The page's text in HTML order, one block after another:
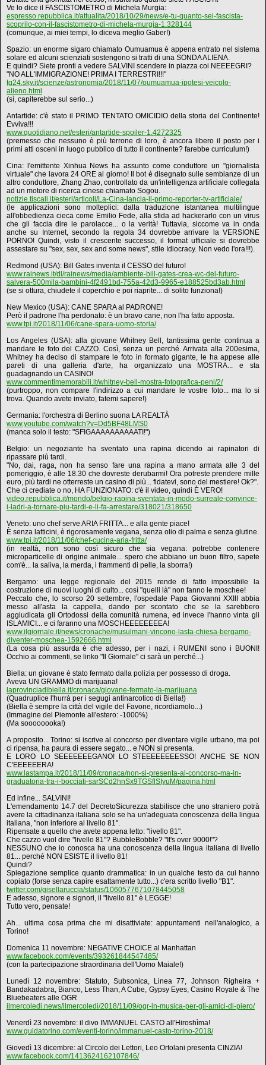
Ve lo dice il FASCISTOMETRO di Michela Murgia:
espresso.repubblica.it/attualita/2018/10/29/news/e-tu-quanto-sei-fascista-
scoprilo-con-il-fascistometro-di-michela-murgia-1.328144
(comunque, ai miei tempi, lo diceva meglio Gaber!)
Spazio: un enorme sigaro chiamato Oumuamua è appena entrato nel sistema
solare ed alcuni scienziati sostengono si tratti di una SONDA ALIENA.
E quindi? Siete pronti a vedere SALVINI scendere in piazza coi NEEEEGRI?
"NO ALL'IMMIGRAZIONE! PRIMA I TERRESTRI!!!"
tg24.sky.it/scienze/astronomia/2018/11/07/oumuamua-ipotesi-veicolo-
alieno.html
(sì, capiterebbe sul serio...)
Antartide: c'è stato il PRIMO TENTATO OMICIDIO della storia del Continente!
Evviva!!!
www.quotidiano.net/esteri/antartide-spoiler-1.4272325
(premesso che nessuno è più terrone di loro, è ancora libero il posto per i
primi atti osceni in luogo pubblico di tutto il continente? farebbe curriculum!)
Cina: l'emittente Xinhua News ha assunto come conduttore un "giornalista
virtuale" che lavora 24 ORE al giorno! Il bot è disegnato sulle sembianze di un
altro conduttore, Zhang Zhao, controllato da un'intelligenza artificiale collegata
ad un motore di ricerca cinese chiamato Sogou.
notizie.tiscali.it/esteri/articoli/La-Cina-lancia-il-primo-reporter-tv-artificiale/
(le applicazioni sono molteplici: dalla traduzione istantanea multilingue
all'obbedienza cieca come Emilio Fede, alla sfida ad hackerarlo con un virus
che gli faccia dire le parolacce... o la verità! Tuttavia, siccome va in onda
anche su Internet, secondo la regola 34 dovrebbe arrivare la VERSIONE
PORNO! Quindi, visto il crescente successo, il format ufficiale si dovrebbe
assestare su "sex, sex, sex and some news", stile Idiocracy. Non vedo l'ora!!!).
Redmond (USA): Bill Gates inventa il CESSO del futuro!
www.rainews.it/dl/rainews/media/ambiente-bill-gates-crea-wc-del-futuro-
salvera-500mila-bambini-4f2491bd-755a-42d3-9965-e188525bd3ab.html
(se si ottura, chiudete il coperchio e poi riaprite... di solito funziona!)
New Mexico (USA): CANE SPARA al PADRONE!
Però il padrone l'ha perdonato: è un bravo cane, non l'ha fatto apposta.
www.tpi.it/2018/11/06/cane-spara-uomo-storia/
Los Angeles (USA): alla giovane Whitney Bell, tantissima gente continua a
mandare le foto del CAZZO. Così, senza un perché. Arrivata alla 200esima,
Whitney ha deciso di stampare le foto in formato gigante, le ha appese alle
pareti di una galleria d'arte, ha organizzato una MOSTRA... e sta
guadagnando un CASINO!
www.commentimemorabili.it/whitney-bell-mostra-fotografica-peni/2/
(purtroppo, non compare l'indirizzo a cui mandare le vostre foto... ma lo si
trova. Quando avete inviato, fatemi sapere!)
Germania: l'orchestra di Berlino suona LA REALTÀ
www.youtube.com/watch?v=Dd5BF48LMS0
(manca solo il testo: "SFIGAAAAAAAAAATI!")
Belgio: un negoziante ha sventato una rapina dicendo ai rapinatori di
ripassare più tardi.
"No, dai, raga, non ha senso fare una rapina a mano armata alle 3 del
pomeriggio, è alle 18.30 che dovreste derubarmi! Ora potreste prendere mille
euro, più tardi ne otterreste un casino di più... fidatevi, sono del mestiere! Ok?".
Che ci crediate o no, HA FUNZIONATO: c'è il video, quindi È VERO!
video.repubblica.it/mondo/belgio-rapina-sventata-in-modo-surreale-convince-
i-ladri-a-tornare-piu-tardi-e-li-fa-arrestare/318021/318650
Veneto: uno chef serve ARIA FRITTA... e alla gente piace!
È senza latticini, è rigorosamente vegana, senza olio di palma e senza glutine.
www.tpi.it/2018/11/06/chef-cucina-aria-fritta/
(in realtà, non sono così sicuro che sia vegana: potrebbe contenere
microparticelle di origine animale... spero che abbiano un buon filtro, sapete
com'è... la saliva, la merda, i frammenti di pelle, la sborra!)
Bergamo: una legge regionale del 2015 rende di fatto impossibile la
costruzione di nuovi luoghi di culto... così "quelli là" non fanno le moschee!
Peccato che, lo scorso 20 settembre, l'ospedale Papa Giovanni XXIII abbia
messo all'asta la cappella, dando per scontato che se la sarebbero
aggiudicata gli Ortodossi della comunità rumena, ed invece l'hanno vinta gli
ISLAMICI... e ci faranno una MOSCHEEEEEEEEA!
www.ilgiornale.it/news/cronache/musulmani-vincono-lasta-chiesa-bergamo-
diventer-moschea-1592666.html
(La cosa più assurda è che adesso, per i nazi, i RUMENI sono i BUONI!
Occhio ai commenti, se linko "Il Giornale" ci sarà un perché...)
Biella: un giovane è stato fermato dalla polizia per possesso di droga.
Aveva UN GRAMMO di marijuana!
laprovinciadibiella.it/cronaca/giovane-fermato-la-marijuana
(Quadruplice l'hurrà per i segugi antinarcotico di Biella!)
(Biella è sempre la città del vigile del Favone, ricordiamolo...)
(Immagine del Piemonte all'estero: -1000%)
(Ma soooooooka!)
A proposito... Torino: si iscrive al concorso per diventare vigile urbano, ma poi
ci ripensa, ha paura di essere segato... e NON si presenta.
E LORO LO SEEEEEEEGANO! LO STEEEEEEEESSO! ANCHE SE NON
C'EEEEEERA!
www.lastampa.it/2018/11/09/cronaca/non-si-presenta-al-concorso-ma-in-
graduatoria-tra-i-bocciati-sarSCd2hnSx9TGSflSIyuM/pagina.html
Ed infine... SALVINI!
L'emendamento 14.7 del DecretoSicurezza stabilisce che uno straniero potrà
avere la cittadinanza italiana solo se ha un'adeguata conoscenza della lingua
italiana, "non inferiore al livello 81".
Ripensate a quello che avete appena letto: "livello 81".
Che cazzo vuol dire "livello 81"? BubbleBobble? "It's over 9000!"?
NESSUNO che io conosca ha una conoscenza della lingua italiana di livello
81... perché NON ESISTE il livello 81!
Quindi?
Spiegazione semplice quanto drammatica: in un qualche testo da cui hanno
copiato (forse senza capire esattamente tutto...) c'era scritto livello "B1".
twitter.com/gisellaruccia/status/1060577671078445058
E adesso, signore e signori, il "livello 81" è LEGGE!
Tutto vero, pensate!
Ah... ultima cosa prima che mi disattiviate: appuntamenti nell'analogico, a
Torino!
Domenica 11 novembre: NEGATIVE CHOICE al Manhattan
www.facebook.com/events/393261844547485/
(con la partecipazione straordinaria dell'Uomo Maiale!)
Lunedì 12 novembre: Statuto, Subsonica, Linea 77, Johnson Righeira +
Bandakadabra, Bianco, Less Than, A Cube, Gypsy Eyes, Casino Royale & The
Bluebeaters alle OGR
ilmercoledi.news/ilmercoledi/2018/11/09/ogr-in-musica-per-gli-amici-di-piero/
Venerdì 23 novembre: il divo IMMANUEL CASTO all'Hiroshìma!
www.guidatorino.com/eventi-torino/immanuel-casto-torino-2018/
Giovedì 13 dicembre: al Circolo dei Lettori, Leo Ortolani presenta CINZIA!
www.facebook.com/1413624162107846/